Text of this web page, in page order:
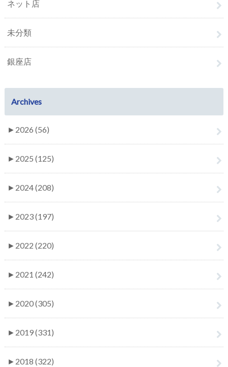
ネット店
未分類
銀座店
Archives
► 2026 (56)
► 2025 (125)
► 2024 (208)
► 2023 (197)
► 2022 (220)
► 2021 (242)
► 2020 (305)
► 2019 (331)
► 2018 (322)